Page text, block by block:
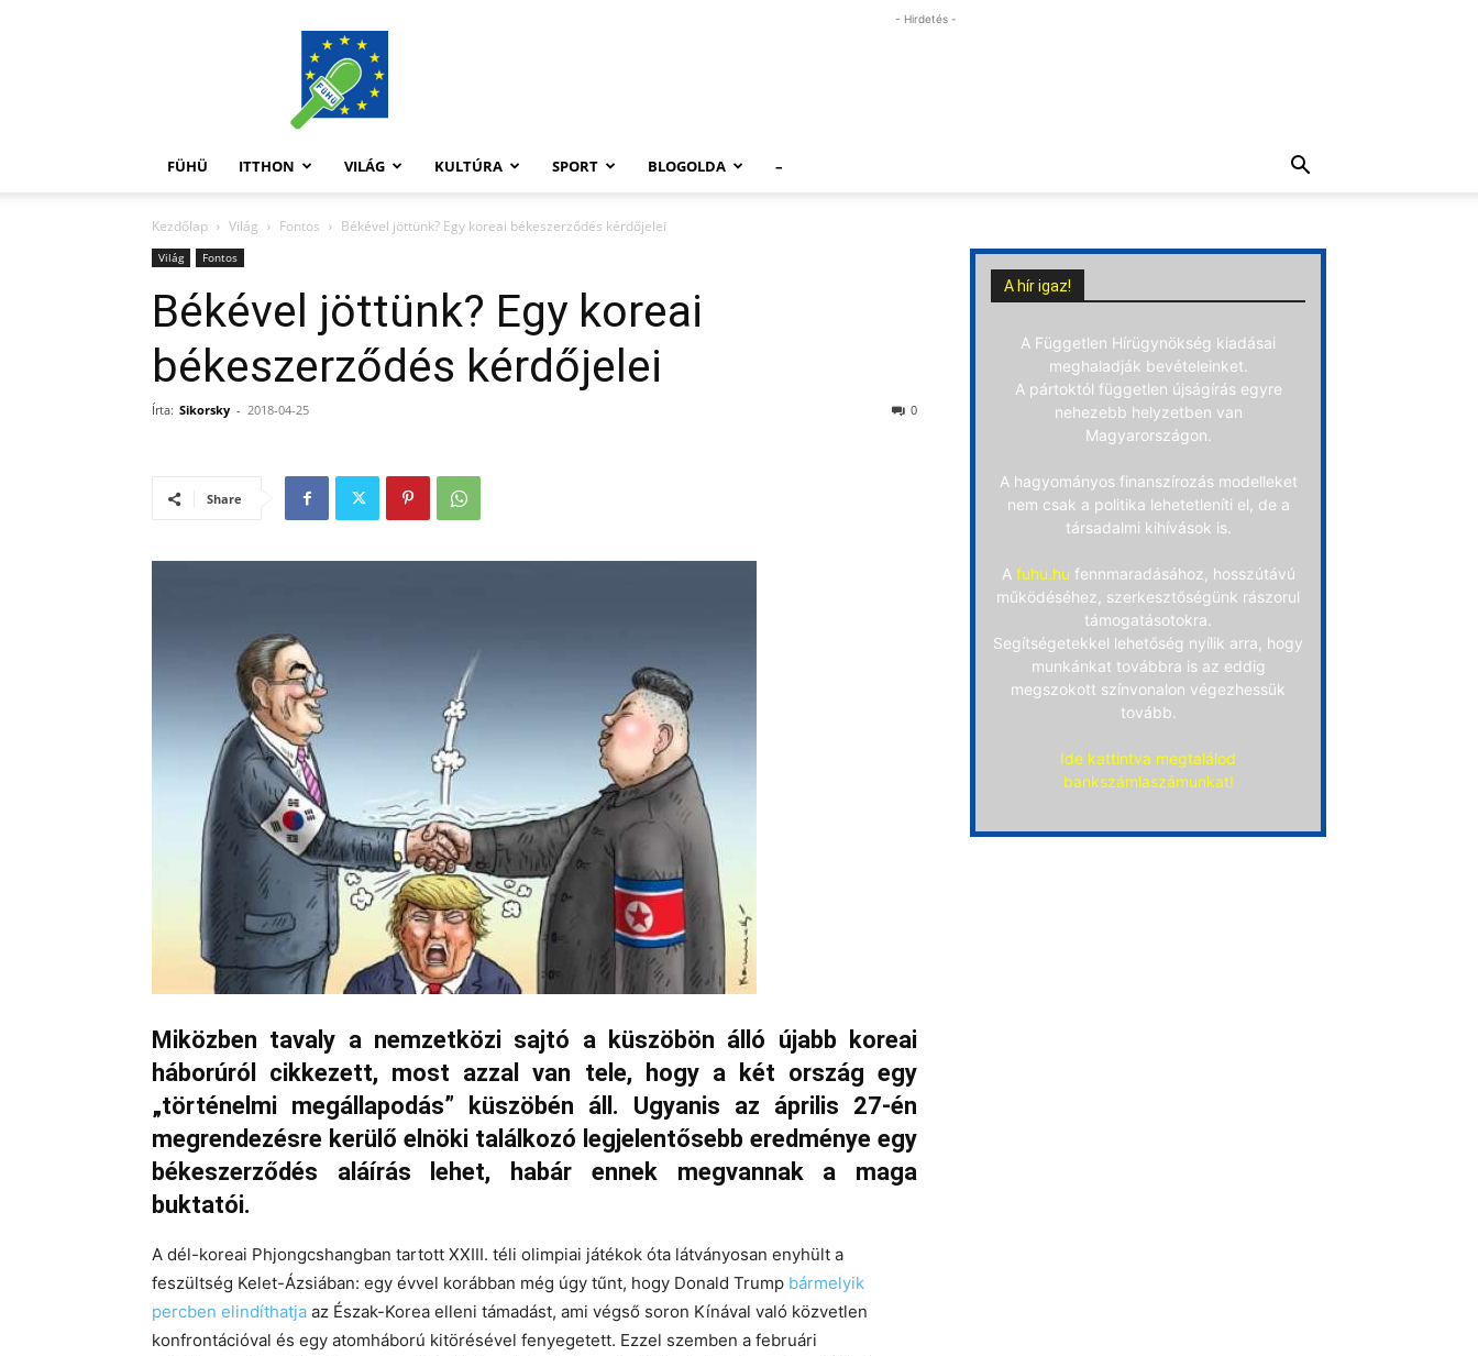
FüHü
- Hirdetés -
FÜHÜ ITTHON VILÁG KULTÚRA SPORT BLOGOLDA –
Kezdőlap Világ Fontos Békével jöttünk? Egy koreai békeszerződés kérdőjelei
Világ Fontos
Békével jöttünk? Egy koreai
békeszerződés kérdőjelei
Írta: Sikorsky - 2018-04-25 0
Share
Miközben tavaly a nemzetközi sajtó a küszöbön álló újabb koreai
háborúról cikkezett, most azzal van tele, hogy a két országegy
„történelmi megállapodás” küszöbén áll. Ugyanis az április 27-én
megrendezésre kerülő elnöki találkozó legjelentősebb eredménye egy
békeszerződés aláírás lehet, habár ennek megvannak a maga
buktatói.
A dél-koreai Phjongcshangban tartott XXIII. téli olimpiai játékok óta látványosan enyhült a
feszültség Kelet-Ázsiában: egy évvel korábban még úgy tűnt, hogy Donald Trump bármelyik
percben elindíthatja az Észak-Korea elleni támadást, ami végső soron Kínával való közvetlen
konfrontációval és egy atomháború kitörésével fenyegetett. Ezzel szemben a februári
A hír igaz!
A Független Hírügynökség kiadásai
meghaladják bevételeinket.
A pártoktól független újságírás egyre
nehezebb helyzetben van
Magyarországon.
A hagyományos finanszírozás modelleket
nem csak a politika lehetetleníti el, de a
társadalmi kihívások is.
A fuhu.hu fennmaradásához, hosszútávú
működéséhez, szerkesztőségünk rászorul
támogatásotokra.
Segítségetekkel lehetőség nyílik arra, hogy
munkánkat továbbra is az eddig
megszokott színvonalon végezhessük
tovább.
Ide kattintva megtalálod
bankszámlaszámunkat!